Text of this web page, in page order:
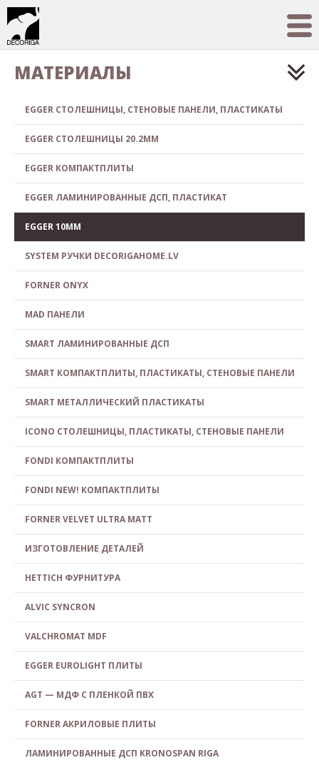
МАТЕРИАЛЫ
EGGER СТОЛЕШНИЦЫ, СТЕНОВЫЕ ПАНЕЛИ, ПЛАСТИКАТЫ
EGGER СТОЛЕШНИЦЫ 20.2MM
EGGER КОМПАКТПЛИТЫ
EGGER ЛАМИНИРОВАННЫЕ ДСП, ПЛАСТИКАТ
EGGER 10MM
SYSTEM РУЧКИ DECORIGAHOME.LV
FORNER ONYX
MAD ПАНЕЛИ
SMART ЛАМИНИРОВАННЫЕ ДСП
SMART КОМПАКТПЛИТЫ, ПЛАСТИКАТЫ, СТЕНОВЫЕ ПАНЕЛИ
SMART МЕТАЛЛИЧЕСКИЙ ПЛАСТИКАТЫ
ICONO СТОЛЕШНИЦЫ, ПЛАСТИКАТЫ, СТЕНОВЫЕ ПАНЕЛИ
FONDI КОМПАКТПЛИТЫ
FONDI NEW! КОМПАКТПЛИТЫ
FORNER VELVET ULTRA MATT
ИЗГОТОВЛЕНИЕ ДЕТАЛЕЙ
HETTICH ФУРНИТУРА
ALVIC SYNCRON
VALCHROMAT MDF
EGGER EUROLIGHT ПЛИТЫ
AGT — МДФ С ПЛЕНКОЙ ПВХ
FORNER АКРИЛОВЫЕ ПЛИТЫ
ЛАМИНИРОВАННЫЕ ДСП KRONOSPAN RIGA